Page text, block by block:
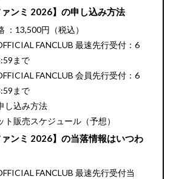
ァンミ 2026】の申し込み方法
：13,500円（税込）
FANCLUB 最速先行受付：6
まで
FANCLUB 会員先行受付：6
まで
し込み方法
ト販売スケジュール（予想）
ァンミ 2026】の当落情報はいつわ
FANCLUB 最速先行受付当